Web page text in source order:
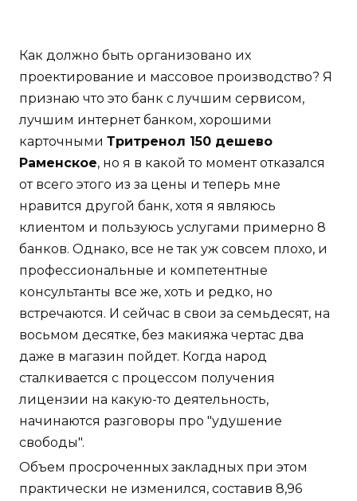
Как должно быть организовано их
проектирование и массовое производство? Я
признаю что это банк с лучшим сервисом,
лучшим интернет банком, хорошими
карточными Тритренол 150 дешево
Раменское, но я в какой то момент отказался
от всего этого из за цены и теперь мне
нравится другой банк, хотя я являюсь
клиентом и пользуюсь услугами примерно 8
банков. Однако, все не так уж совсем плохо, и
профессиональные и компетентные
консультанты все же, хоть и редко, но
встречаются. И сейчас в свои за семьдесят, на
восьмом десятке, без макияжа чертас два
даже в магазин пойдет. Когда народ
сталкивается с процессом получения
лицензии на какую-то деятельность,
начинаются разговоры про "удушение
свободы".
Объем просроченных закладных при этом
практически не изменился, составив 8,96